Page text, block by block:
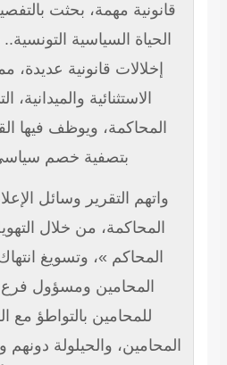
مهمة، بحثت بالتفصيل
الحياة السياسية التونسية.. شدد
إخلالات قانونية عديدة، مما
الاستثنائية والميدانية، التي
المحاكمة، ويوظف فيها القضاء
بتصفية خصم سياسي،
واتهم التقرير وسائل الإعلام
المحاكمة، من خلال التهويل من «
المحاكم »، وتسويغ انتهاك حقوق
المحامين ومسؤول فرع تونس
للمحامين بالتواطؤ مع
والحيلولة دونهم